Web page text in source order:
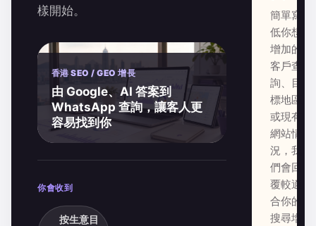
樣開始。
香港 SEO / GEO 增長
由 Google、AI 答案到
WhatsApp 查詢，讓客人更
容易找到你
你會收到
按生意目
簡單寫
低你想
增加的
客戶查
詢、目
標地區
或現有
網站情
況，我
們會回
覆較適
合你的
搜尋增